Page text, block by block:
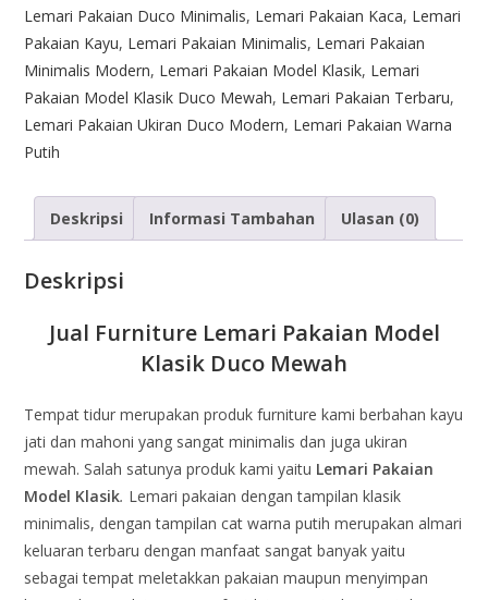
Lemari Pakaian Duco Minimalis, Lemari Pakaian Kaca, Lemari
Pakaian Kayu, Lemari Pakaian Minimalis, Lemari Pakaian
Minimalis Modern, Lemari Pakaian Model Klasik, Lemari
Pakaian Model Klasik Duco Mewah, Lemari Pakaian Terbaru,
Lemari Pakaian Ukiran Duco Modern, Lemari Pakaian Warna
Putih
Deskripsi Informasi Tambahan Ulasan (0)
Deskripsi
Jual Furniture Lemari Pakaian Model
Klasik Duco Mewah
Tempat tidur merupakan produk furniture kami berbahan kayu
jati dan mahoni yang sangat minimalis dan juga ukiran
mewah. Salah satunya produk kami yaitu Lemari Pakaian
Model Klasik. Lemari pakaian dengan tampilan klasik
minimalis, dengan tampilan cat warna putih merupakan almari
keluaran terbaru dengan manfaat sangat banyak yaitu
sebagai tempat meletakkan pakaian maupun menyimpan